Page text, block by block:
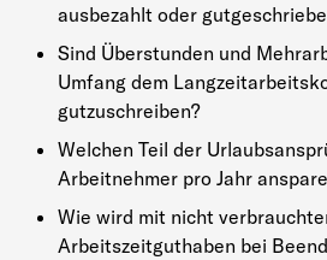
ausbezahlt oder
Sind Überstunden und
Umfang dem
gutzuschreiben?
Welchen Teil der
Arbeitnehmer pro Jahr
Wie wird mit nicht
Arbeitszeitguthaben bei